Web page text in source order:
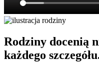
Rodziny docenią
każdego